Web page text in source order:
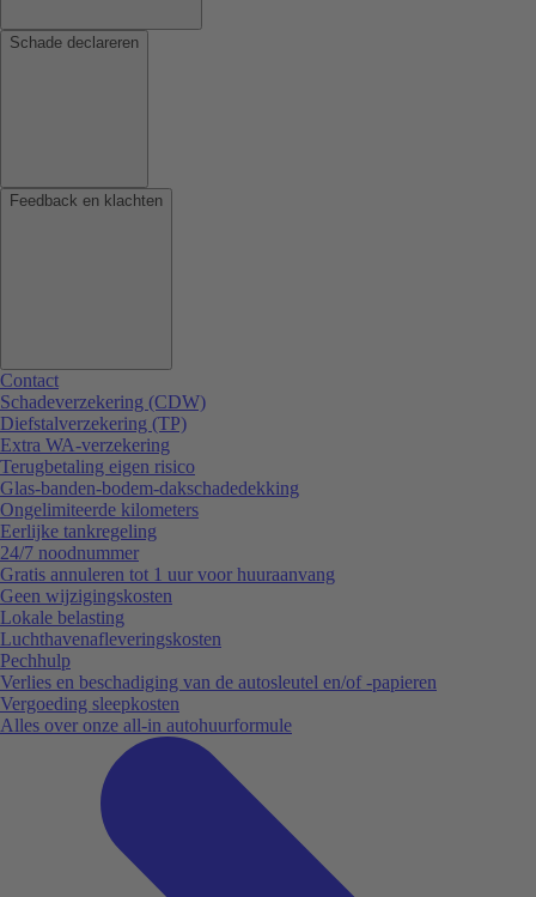
Schade declareren
Feedback en klachten
Contact
Schadeverzekering (CDW)
Diefstalverzekering (TP)
Extra WA-verzekering
Terugbetaling eigen risico
Glas-banden-bodem-dakschadedekking
Ongelimiteerde kilometers
Eerlijke tankregeling
24/7 noodnummer
Gratis annuleren tot 1 uur voor huuraanvang
Geen wijzigingskosten
Lokale belasting
Luchthavenafleveringskosten
Pechhulp
Verlies en beschadiging van de autosleutel en/of -papieren
Vergoeding sleepkosten
Alles over onze all-in autohuurformule